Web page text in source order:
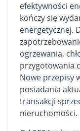
efektywności
kończy się
energetycznej.
ogrzewania,
przygotowania
Nowe przepisy
posiadania
transakcji
nieruchomości.